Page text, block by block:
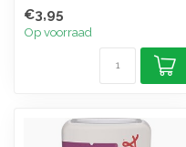
€3,95
Op voorraad